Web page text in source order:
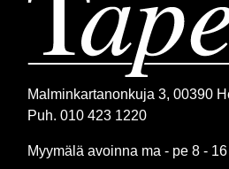
Malminkartanonkuja 3, 00390
Puh. 010 423 1220
Myymälä avoinna ma - pe 8 - 16